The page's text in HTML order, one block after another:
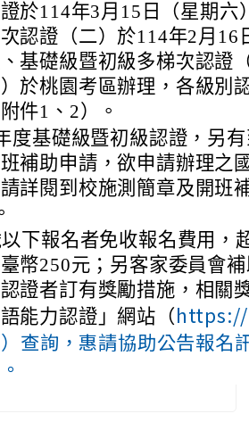
於114年3月15日（星期六
認證（二）於114年2月16
基礎級暨初級多梯次認證
於桃園考區辦理，各級別
件1、2）。
度基礎級暨初級認證，另
補助申請，欲申請辦理之
詳閱到校施測簡章及開班
下報名者免收報名費用，
幣250元；另客家委員會
證者訂有獎勵措施，相關
語能力認證」網站（
查詢，惠請協助公告報名